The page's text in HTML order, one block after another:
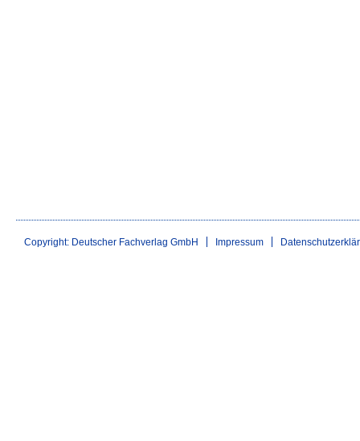
Copyright: Deutscher Fachverlag GmbH Impressum